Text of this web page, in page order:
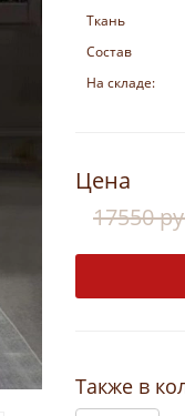
Ткань
Состав
На складе:
Цена
17550
Также в